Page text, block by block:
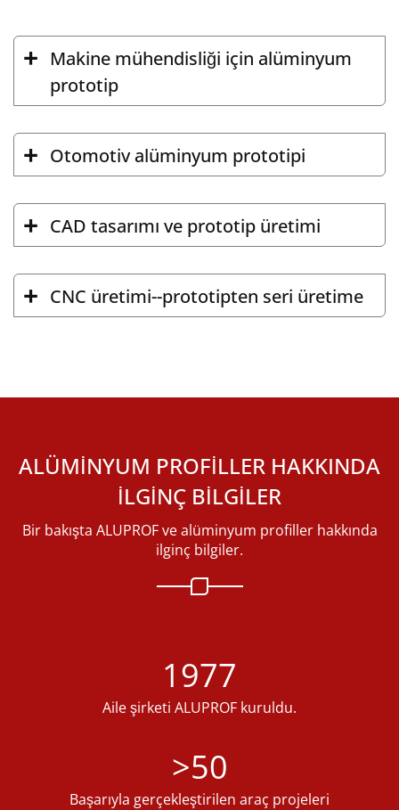
Makine mühendisliği için alüminyum
prototip
Otomotiv alüminyum prototipi
CAD tasarımı ve prototip üretimi
CNC üretimi--prototipten seri üretime
ALÜMINYUM PROFILLER HAKKINDA
ILGINÇ BILGILER
Bir bakışta ALUPROF ve alüminyum profiller hakkında
ilginç bilgiler.
1977
Aile şirketi ALUPROF kuruldu.
>50
Başarıyla gerçekleştirilen araç projeleri